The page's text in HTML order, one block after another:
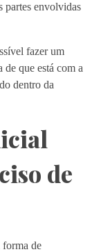
partes envolvidas
fazer um
de que está com a
dentro da
de
de